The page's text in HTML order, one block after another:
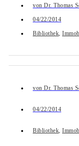
von Dr. Thomas
04/22/2014
Bibliothek,
von Dr. Thomas
04/22/2014
Bibliothek,